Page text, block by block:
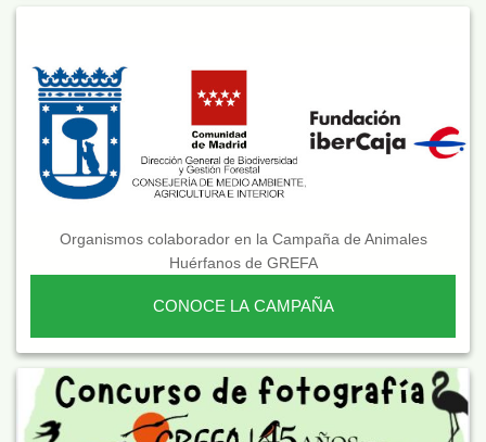
Organismos colaborador en la Campaña de Animales
Huérfanos de GREFA
CONOCE LA CAMPAÑA